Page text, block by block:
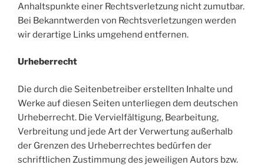
Anhaltspunkte einer Rechtsverletzung nicht zumutbar.
Bei Bekanntwerden von Rechtsverletzungen werden
wir derartige Links umgehend entfernen.
Urheberrecht
Die durch die Seitenbetreiber erstellten Inhalte und
Werke auf diesen Seiten unterliegen dem deutschen
Urheberrecht. Die Vervielfältigung, Bearbeitung,
Verbreitung und jede Art der Verwertung außerhalb
der Grenzen des Urheberrechtes bedürfen der
schriftlichen Zustimmung des jeweiligen Autors bzw.